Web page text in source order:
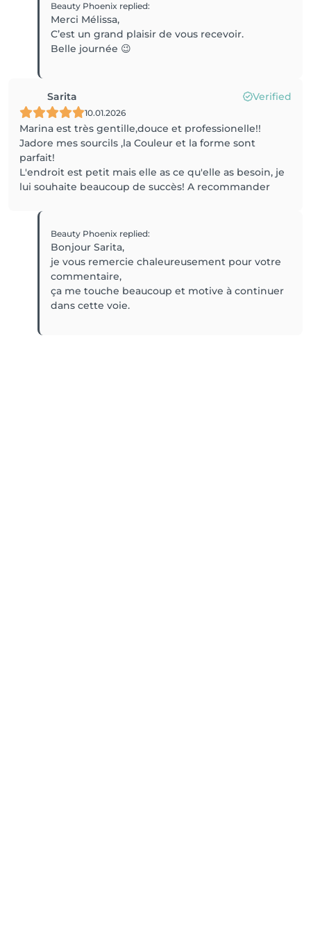
Beauty Phoenix replied:
Merci Mélissa,
C’est un grand plaisir de vous recevoir.
Belle journée 😉
Sarita Verified
10.01.2026
Marina est très gentille,douce et professionelle!!
Jadore mes sourcils ,la Couleur et la forme sont
parfait!
L'endroit est petit mais elle as ce qu'elle as besoin, je
lui souhaite beaucoup de succès! A recommander
Beauty Phoenix replied:
Bonjour Sarita,
je vous remercie chaleureusement pour votre
commentaire,
ça me touche beaucoup et motive à continuer
dans cette voie.